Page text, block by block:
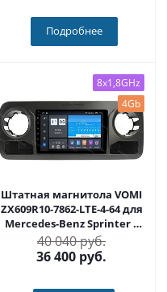
дюймов)
Подробнее
8x1,8GHz
4Gb
Штатная магнитола VOMI
ZX609R10-7862-LTE-4-64 для
Mercedes-Benz Sprinter 3
2018+ VS30 на Android 10
40 040 руб.
36 400 руб.